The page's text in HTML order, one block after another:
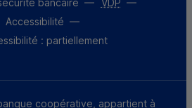
bancaire
VDP
Accessibilité
: partiellement
coopérative, appartient à